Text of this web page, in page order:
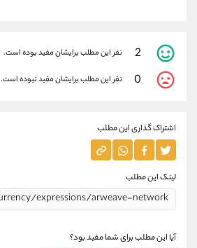
2 نفر این مطلب برایشان مفید بوده است.
0 نفر این مطلب برایشان مفید نبوده است.
اشتراک گذاری این مطلب
لینک این مطلب
آیا این مطلب برای شما مفید بود؟